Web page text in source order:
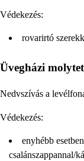
Védekezés:
rovarirtó
Üvegházi
Nedvszívás a
Védekezés:
enyhébb
csalánszappannal/